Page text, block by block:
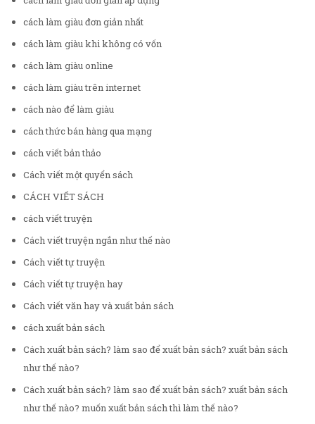
cách làm giàu đơn giản nhất
cách làm giàu khi không có vốn
cách làm giàu online
cách làm giàu trên internet
cách nào để làm giàu
cách thức bán hàng qua mạng
cách viết bản thảo
Cách viết một quyển sách
CÁCH VIẾT SÁCH
cách viết truyện
Cách viết truyện ngắn như thế nào
Cách viết tự truyện
Cách viết tự truyện hay
Cách viết văn hay và xuất bản sách
cách xuất bản sách
Cách xuất bản sách? làm sao để xuất bản sách? xuất bản sách
như thế nào?
Cách xuất bản sách? làm sao để xuất bản sách? xuất bản sách
như thế nào? muốn xuất bản sách thì làm thế nào?